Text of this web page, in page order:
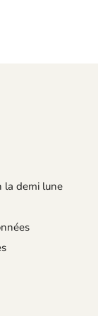
la demi lune